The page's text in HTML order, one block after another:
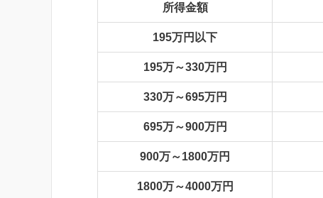
所得金額
195万円以下
195万～330万円
330万～695万円
695万～900万円
900万～1800万円
1800万～4000万円